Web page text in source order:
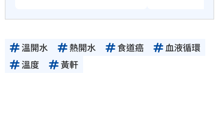
溫開水 熱開水 食道癌
血液循環
溫度
黃軒